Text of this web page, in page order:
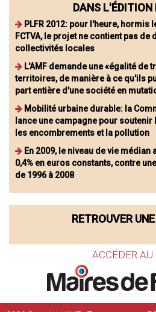
DANS L'ÉDITION
PLFR 2012: pour l'heure, hormis
FCTVA, le projet ne contient pas
collectivités locales
L'AMF demande une «égalité de
territoires, de manière à ce qu'ils
part entière d'une société en
Mobilité urbaine durable: la
lance une campagne pour
les encombrements et la pollution
En 2009, le niveau de vie médian
0,4% en euros constants, contre
de 1996 à 2008
RETROUVER
ACCÉDER